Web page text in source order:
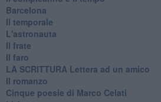
Barcelona
Il temporale
L'astronauta
Il frate
Il faro
​LA SCRITTURA Lettera ad un amico
Il romanzo
Cinque poesie di Marco Celati